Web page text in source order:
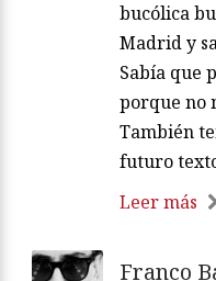
bucólica
Madrid y
Sabía que
porque no
También
futuro
Leer más
Franco